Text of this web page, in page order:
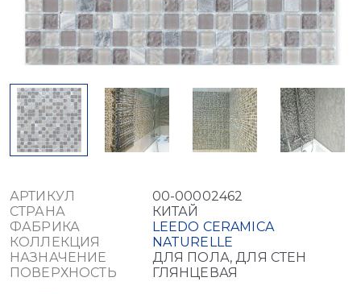
АРТИКУЛ
00-00002462
СТРАНА
КИТАЙ
ФАБРИКА
LEEDO CERAMICA
КОЛЛЕКЦИЯ
NATURELLE
НАЗНАЧЕНИЕ
ДЛЯ ПОЛА, ДЛЯ СТЕН
ПОВЕРХНОСТЬ
ГЛЯНЦЕВАЯ